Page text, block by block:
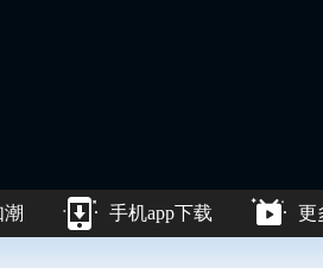
手机app下载 更